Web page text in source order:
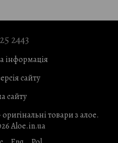
2443
інформація
сайту
сайту
товари з алое.
Aloe.in.ua